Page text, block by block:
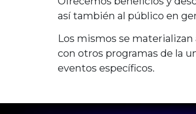
así también al público en
Los mismos se
con otros programas de la
eventos específicos.